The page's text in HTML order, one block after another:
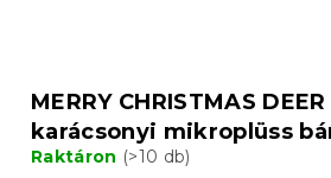
MERRY CHRISTMAS
karácsonyi mikroplüss
Raktáron (>10 db)